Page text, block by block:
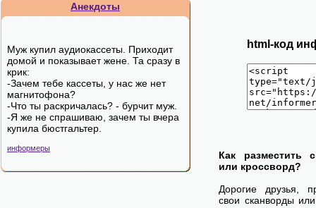
Анекдоты
Муж купил аудиокассеты. Приходит
домой и показывает жене. Та сразу в
крик:
-Зачем тебе кассеты, у нас же нет
магнитофона?
-Что ты раскричалась? - бурчит муж.
-Я же не спрашиваю, зачем ты вчера
купила бюстгальтер.
информеры
html-код
Как разместить
или кроссворд?
Дорогие друзья,
свои сканворды